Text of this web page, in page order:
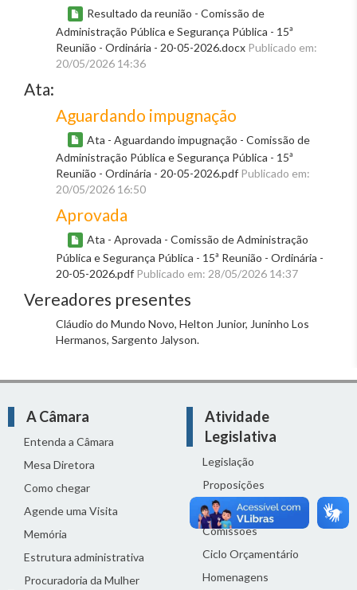
Resultado da reunião - Comissão de
Administração Pública e Segurança Pública - 15ª
Reunião - Ordinária - 20-05-2026.docx Publicado em:
20/05/2026 14:36
Ata:
Aguardando impugnação
Ata - Aguardando impugnação - Comissão de
Administração Pública e Segurança Pública - 15ª
Reunião - Ordinária - 20-05-2026.pdf Publicado em:
20/05/2026 16:50
Aprovada
Ata - Aprovada - Comissão de Administração
Pública e Segurança Pública - 15ª Reunião - Ordinária -
20-05-2026.pdf Publicado em: 28/05/2026 14:37
Vereadores presentes
Cláudio do Mundo Novo, Helton Junior, Juninho Los
Hermanos, Sargento Jalyson.
A Câmara
Entenda a Câmara
Mesa Diretora
Como chegar
Agende uma Visita
Memória
Estrutura administrativa
Procuradoria da Mulher
Atividade
Legislativa
Legislação
Proposições
Reuniões
Comissões
Ciclo Orçamentário
Homenagens